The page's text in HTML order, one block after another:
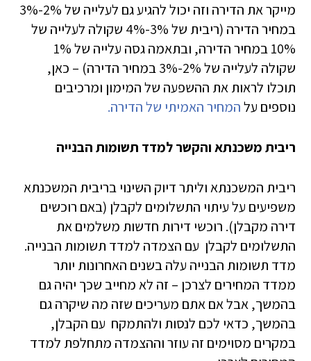
מייקר את הדירה וזה יכול להגיע גם לעלייה של 2%-3%
במחיר הדירה (ריבית של 3%-4% שקולה לעלייה של
10% במחיר הדירה, ובתאמה גסה עלייה של 1%
שקולה לעלייה של 2%-3% במחיר הדירה) – כאן,
תוכלו לראות את ההשפעה של המימון ומרכיבים
נוספים עלהמחיר האמיתי של הדירה.
ריבית משכנתא והקשר למדד תשומות הבנייה
ריבית המשכנתא וליתר דיוק השינוי בריבית המשכנתא
משפיעים על עיתוי התשלומים לקבלן (באם רוכשים
דירה מקבלן). רוכשי דירות חדשות משלמים את
התשלומים לקבלן עם הצמדה למדד תשומות הבנייה.
מדד תשומות הבנייה עלה בשנים האחרונות יותר
ממדד המחירים לצרכן – זה לא מחייב שכך יהיה גם
בהמשך, אבל אם אתם מעריכים שזה מה שיקרה גם
בהמשך, כדאי לכם לנסות ולהתמקח עם הקבלן,
במקרים מסוימים זה עוזר וההצמדה מתחלפת למדד